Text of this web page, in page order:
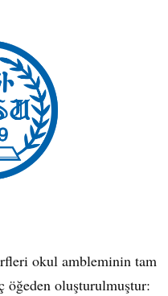
okul ambleminin tam
öğeden oluşturulmuştur: